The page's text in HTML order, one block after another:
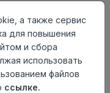
а также сервис
для повышения
и сбора
использовать
файлов
ссылке.